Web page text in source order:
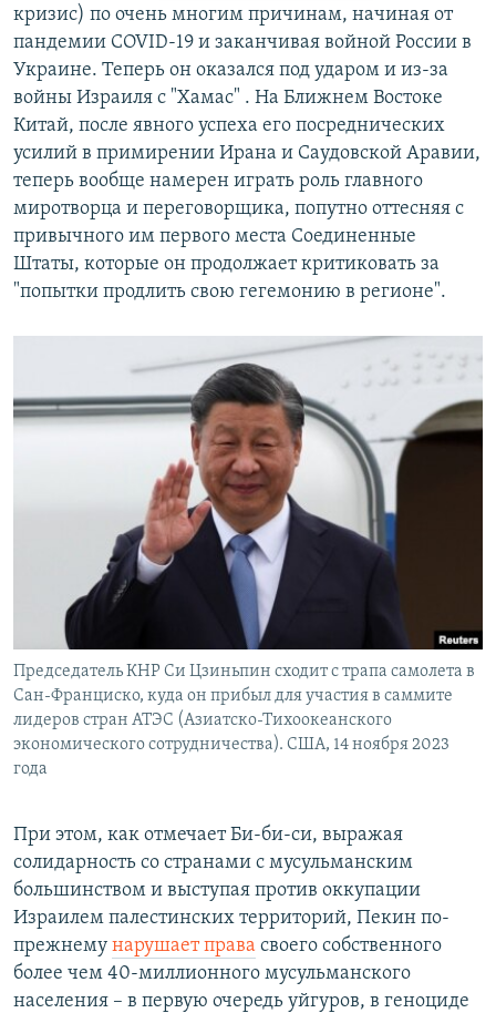
кризис) по очень многим причинам, начиная от
пандемии COVID-19 и заканчивая войной России в
Украине. Теперь он оказался под ударом и из-за
войны Израиля с "Хамас" . На Ближнем Востоке
Китай, после явного успеха его посреднических
усилий в примирении Ирана и Саудовской Аравии,
теперь вообще намерен играть роль главного
миротворца и переговорщика, попутно оттесняя с
привычного им первого места Соединенные
Штаты, которые он продолжает критиковать за
"попытки продлить свою гегемонию в регионе".
Председатель КНР Си Цзиньпин сходит с трапа самолета в
Сан-Франциско, куда он прибыл для участия в саммите
лидеров стран АТЭС (Азиатско-Тихоокеанского
экономического сотрудничества). США, 14 ноября 2023
года
При этом, как отмечает Би-би-си, выражая
солидарность со странами с мусульманским
большинством и выступая против оккупации
Израилем палестинских территорий, Пекин по-
прежнему нарушает права своего собственного
более чем 40-миллионного мусульманского
населения – в первую очередь уйгуров, в геноциде